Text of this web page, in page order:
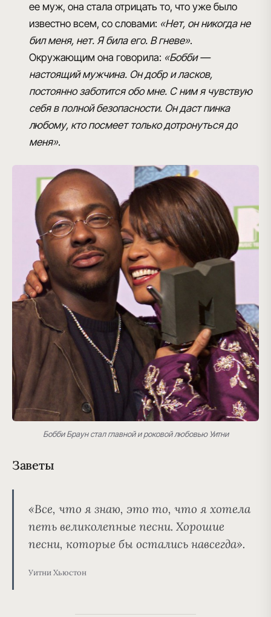
ее муж, она стала отрицать то, что уже было
известно всем, со словами: «Нет, он никогда не
бил меня, нет. Я била его. В гневе».
Окружающим она говорила: «Бобби —
настоящий мужчина. Он добр и ласков,
постоянно заботится обо мне. С ним я чувствую
себя в полной безопасности. Он даст пинка
любому, кто посмеет только дотронуться до
меня».
Бобби Браун стал главной и роковой любовью Уитни
Заветы
«Все, что я знаю, это то, что я хотела
петь великолепные песни. Хорошие
песни, которые бы остались навсегда».
Уитни Хьюстон